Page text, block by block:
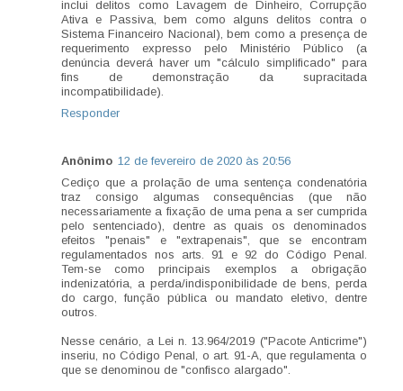
inclui delitos como Lavagem de Dinheiro, Corrupção
Ativa e Passiva, bem como alguns delitos contra o
Sistema Financeiro Nacional), bem como a presença de
requerimento expresso pelo Ministério Público (a
denúncia deverá haver um "cálculo simplificado" para
fins de demonstração da supracitada
incompatibilidade).
Responder
Anônimo 12 de fevereiro de 2020 às 20:56
Cediço que a prolação de uma sentença condenatória
traz consigo algumas consequências (que não
necessariamente a fixação de uma pena a ser cumprida
pelo sentenciado), dentre as quais os denominados
efeitos "penais" e "extrapenais", que se encontram
regulamentados nos arts. 91 e 92 do Código Penal.
Tem-se como principais exemplos a obrigação
indenizatória, a perda/indisponibilidade de bens, perda
do cargo, função pública ou mandato eletivo, dentre
outros.
Nesse cenário, a Lei n. 13.964/2019 ("Pacote Anticrime")
inseriu, no Código Penal, o art. 91-A, que regulamenta o
que se denominou de "confisco alargado".